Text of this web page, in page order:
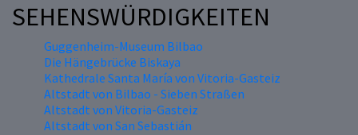
SEHENSWÜRDIGKEITEN
Guggenheim-Museum Bilbao
Die Hängebrücke Biskaya
Kathedrale Santa María von Vitoria-Gasteiz
Altstadt von Bilbao - Sieben Straßen
Altstadt von Vitoria-Gasteiz
Altstadt von San Sebastián